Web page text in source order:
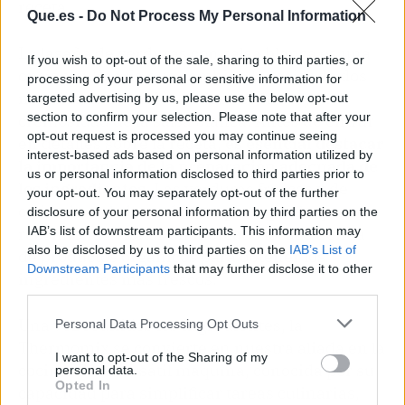
Que.es - Do Not Process My Personal Information
If you wish to opt-out of the sale, sharing to third parties, or
processing of your personal or sensitive information for
targeted advertising by us, please use the below opt-out
section to confirm your selection. Please note that after your
opt-out request is processed you may continue seeing
interest-based ads based on personal information utilized by
us or personal information disclosed to third parties prior to
your opt-out. You may separately opt-out of the further
disclosure of your personal information by third parties on the
IAB’s list of downstream participants. This information may
also be disclosed by us to third parties on the IAB’s List of
Downstream Participants that may further disclose it to other
Personal Data Processing Opt Outs
I want to opt-out of the Sharing of my
personal data.
Opted In
receta.
La lasaña de verduras con salsa blanca es una
opción culinaria que combina lo mejor de dos
mundos: la nutrición de las verduras y la
cremosidad de la salsa blanca. Antes de entrar
en detalles sobre la receta,es esencial destacar
la importancia de la preparación adecuada de
los ingredientes. Las verduras frescas y de
calidad son la base de este plato, por lo que se
recomienda visitar un mercado local o tienda
de productos orgánicos para obtener los
ingredientes más frescos.
Una vez reunidos los ingredientes, la
Thermomix se convierte en nuestra aliada en la
cocina. Esta versátil máquina, conocida por su
capacidad para simplificar tareas culinarias,